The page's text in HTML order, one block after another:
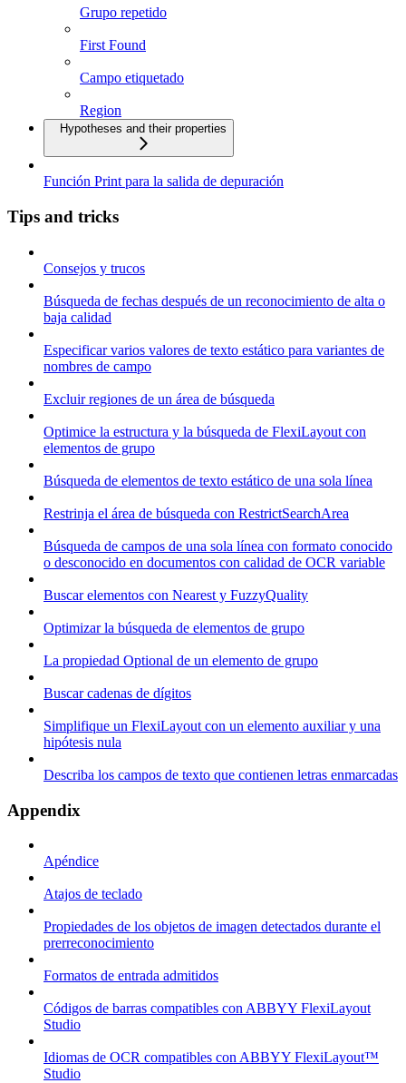
Grupo repetido
First Found
Campo etiquetado
Region
Hypotheses and their properties
Función Print para la salida de depuración
Tips and tricks
Consejos y trucos
Búsqueda de fechas después de un reconocimiento de alta o
baja calidad
Especificar varios valores de texto estático para variantes de
nombres de campo
Excluir regiones de un área de búsqueda
Optimice la estructura y la búsqueda de FlexiLayout con
elementos de grupo
Búsqueda de elementos de texto estático de una sola línea
Restrinja el área de búsqueda con RestrictSearchArea
Búsqueda de campos de una sola línea con formato conocido
o desconocido en documentos con calidad de OCR variable
Buscar elementos con Nearest y FuzzyQuality
Optimizar la búsqueda de elementos de grupo
La propiedad Optional de un elemento de grupo
Buscar cadenas de dígitos
Simplifique un FlexiLayout con un elemento auxiliar y una
hipótesis nula
Describa los campos de texto que contienen letras enmarcadas
Appendix
Apéndice
Atajos de teclado
Propiedades de los objetos de imagen detectados durante el
prerreconocimiento
Formatos de entrada admitidos
Códigos de barras compatibles con ABBYY FlexiLayout
Studio
Idiomas de OCR compatibles con ABBYY FlexiLayout™
Studio